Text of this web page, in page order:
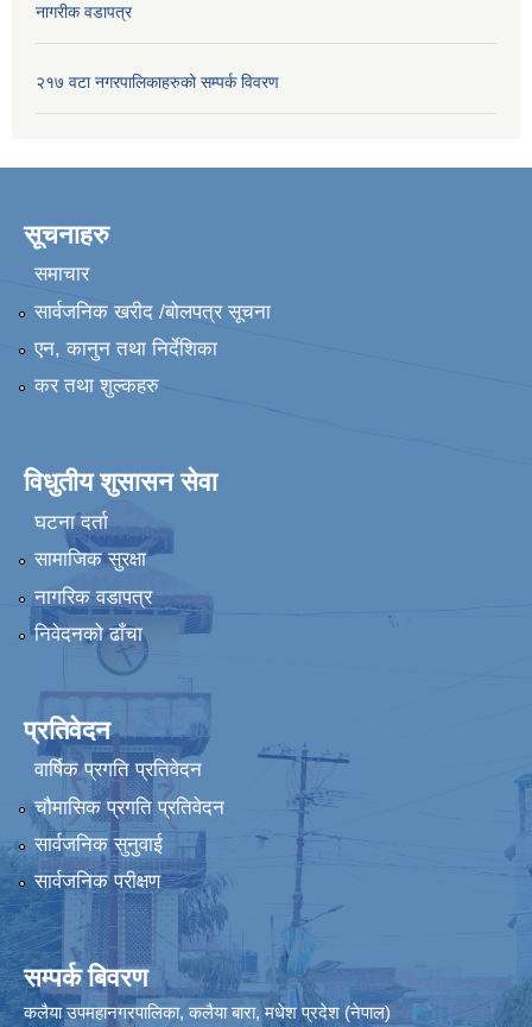
नागरीक वडापत्र
२१७ वटा नगरपालिकाहरुको सम्पर्क विवरण
सूचनाहरु
समाचार
सार्वजनिक खरीद /बोलपत्र सूचना
एन, कानुन तथा निर्देशिका
कर तथा शुल्कहरु
विधुतीय शुसासन सेवा
घटना दर्ता
सामाजिक सुरक्षा
नागरिक वडापत्र
निवेदनको ढाँचा
प्रतिवेदन
वार्षिक प्रगति प्रतिवेदन
चौमासिक प्रगति प्रतिवेदन
सार्वजनिक सुनुवाई
सार्वजनिक परीक्षण
सम्पर्क बिवरण
कलैया उपमहानगरपालिका, कलैया बारा, मधेश प्रदेश (नेपाल)